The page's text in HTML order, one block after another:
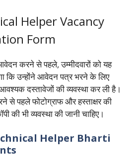
Helper Vacancy
Form
करने से पहले, उम्मीदवारों को यह
कि उन्होंने आवेदन पत्र भरने के लिए
दस्तावेजों की व्यवस्था कर ली है।
से पहले फोटोग्राफ और हस्ताक्षर की
की भी व्यवस्था की जानी चाहिए।
Helper Bharti